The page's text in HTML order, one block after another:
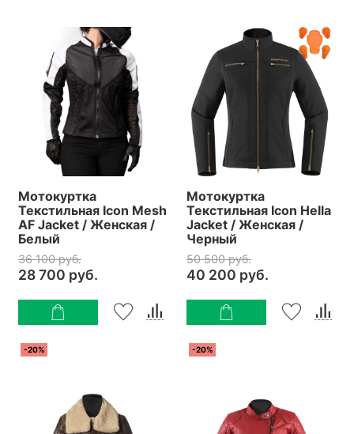
Мотокуртка
Текстильная Icon Mesh
AF Jacket / Женская /
Белый
36 100 руб.
28 700 руб.
Мотокуртка
Текстильная Icon Hella
Jacket / Женская /
Черный
50 500 руб.
40 200 руб.
-20% -20%